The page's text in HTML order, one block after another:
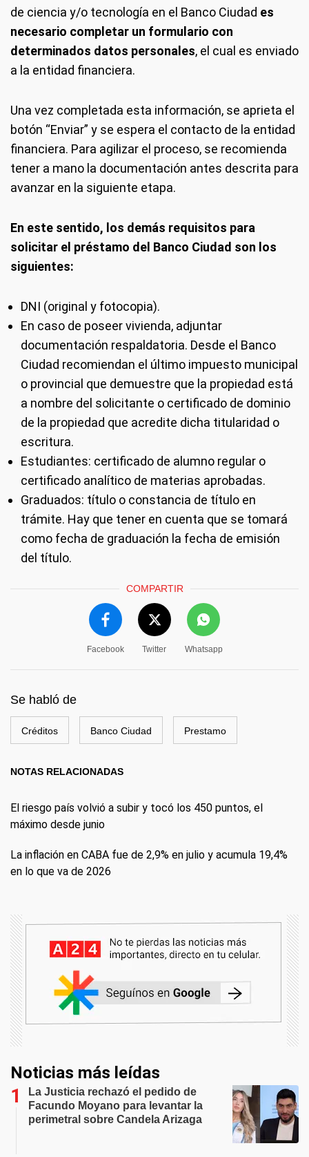
de ciencia y/o tecnología en el Banco Ciudad es
necesario completar un formulario con
determinados datos personales, el cual es enviado
a la entidad financiera.
Una vez completada esta información, se aprieta el
botón “Enviar” y se espera el contacto de la entidad
financiera. Para agilizar el proceso, se recomienda
tener a mano la documentación antes descrita para
avanzar en la siguiente etapa.
En este sentido, los demás requisitos para
solicitar el préstamo del Banco Ciudad son los
siguientes:
DNI (original y fotocopia).
En caso de poseer vivienda, adjuntar
documentación respaldatoria. Desde el Banco
Ciudad recomiendan el último impuesto municipal
o provincial que demuestre que la propiedad está
a nombre del solicitante o certificado de dominio
de la propiedad que acredite dicha titularidad o
escritura.
Estudiantes: certificado de alumno regular o
certificado analítico de materias aprobadas.
Graduados: título o constancia de título en
trámite. Hay que tener en cuenta que se tomará
como fecha de graduación la fecha de emisión
del título.
COMPARTIR
Facebook Twitter Whatsapp
Se habló de
Créditos Banco Ciudad Prestamo
NOTAS RELACIONADAS
El riesgo país volvió a subir y tocó los 450 puntos, el
máximo desde junio
La inflación en CABA fue de 2,9% en julio y acumula 19,4%
en lo que va de 2026
Noticias más leídas
La Justicia rechazó el pedido de
Facundo Moyano para levantar la
perimetral sobre Candela Arizaga